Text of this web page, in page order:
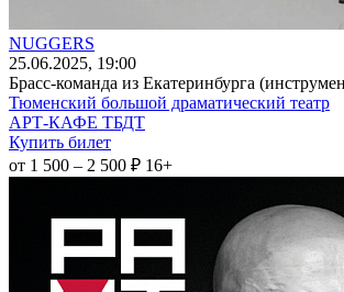
NUGGERS
25.06.2025, 19:00
Брасс-команда из Екатеринбурга
Тюменский большой драматический театр
АРТ-КАФЕ ТБДТ
Купить билет
от 1 500 – 2 500 ₽ 16+